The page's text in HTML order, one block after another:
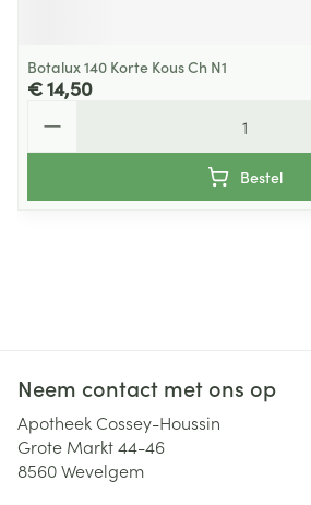
Botalux 140 Korte Kous Ch N1
€ 14,50
Bestel
Neem contact met ons op
Apotheek Cossey-Houssin
Grote Markt 44-46
8560Wevelgem